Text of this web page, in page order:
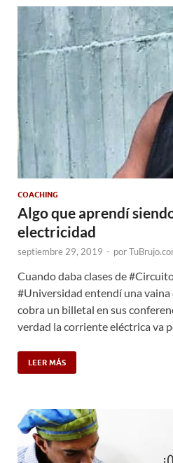
COACHING
Algo que aprendí
electricidad
septiembre 29, 2019 - por
Cuando daba clases de
#Universidad entendí una
cobra un billetal en sus
verdad la corriente eléctrica va
LEER MÁS